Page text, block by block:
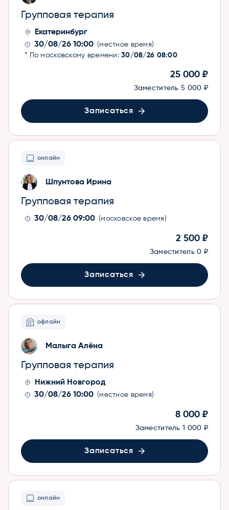
Групповая терапия
Екатеринбург
30/08/26 10:00 (местное время)
* По московскому времени: 30/08/26 08:00
25 000 ₽
Заместитель5 000 ₽
Записаться
онлайн
Шпунтова Ирина
Групповая терапия
30/08/26 09:00 (московское время)
2 500 ₽
Заместитель0 ₽
Записаться
офлайн
Малыга Алёна
Групповая терапия
Нижний Новгород
30/08/26 10:00 (местное время)
8 000 ₽
Заместитель1 000 ₽
Записаться
онлайн